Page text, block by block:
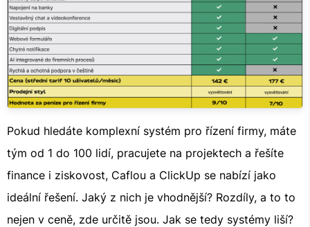
Pokud hledáte komplexní systém pro řízení firmy, máte
tým od 1 do 100 lidí, pracujete na projektech a řešíte
finance i ziskovost, Caflou a ClickUp se nabízí jako
ideální řešení. Jaký z nich je vhodnější? Rozdíly, a to to
nejen v ceně, zde určitě jsou. Jak se tedy systémy liší?